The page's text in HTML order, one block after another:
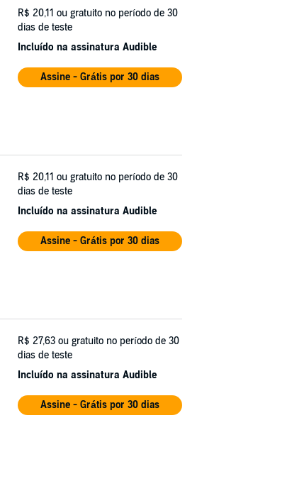
R$ 20,11 ou gratuito no período de 30
dias de teste
Incluído na assinatura Audible
Assine - Grátis por 30 dias
R$ 20,11 ou gratuito no período de 30
dias de teste
Incluído na assinatura Audible
Assine - Grátis por 30 dias
R$ 27,63 ou gratuito no período de 30
dias de teste
Incluído na assinatura Audible
Assine - Grátis por 30 dias